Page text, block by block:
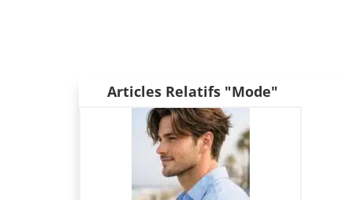
Articles Relatifs "Mode"